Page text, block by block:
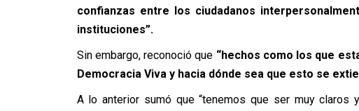
confianzas entre los ciudadanos
instituciones”.
Sin embargo, reconoció que “hechos como los que
Democracia Viva y hacia dónde sea que esto se
A lo anterior sumó que “tenemos que ser muy